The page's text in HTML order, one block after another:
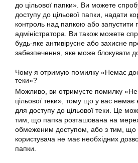
до цільової папки». Ви можете
доступу до цільової папки, надати
контроль над папкою або запустити
адміністратора. Ви також можете
будь-яке антивірусне або захисне
забезпечення, яке може блокувати
Чому я отримую помилку «Немає
теки»?
Можливо, ви отримуєте помилку
цільової теки», тому що у вас немає
для доступу до цільової теки. Це
тим, що папка розташована на
обмеженим доступом, або з тим, що
користувача не має необхідних
папки.